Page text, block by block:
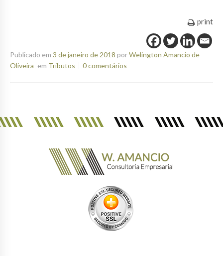
print
Publicado em 3 de janeiro de 2018 porWelington Amancio de
Oliveira em Tributos 0 comentários